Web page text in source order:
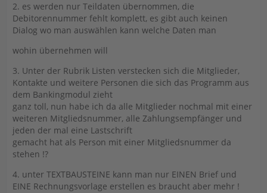
2. es werden nur Teildaten übernommen, die
Debitorennummer fehlt komplett, es gibt auch keinen
Dialog wo man auswählen kann welche Daten man
wohin übernehmen will
3. Unter der Rubrik Listen verstecken sich die Mitglieder,
Kontakte und weitere Personen die sich das Programm aus
dem Bankingmodul zieht
ganz toll, nun habe ich da alle Mitglieder nochmal mit einer
weiteren Mitgliedsnummer, alle Zahlungsempfänger und
jeden der mal eine Lastschrift
gemacht hat als Person mit einer Mitgliedsnummer da
stehen !?
4. unter TEXTBAUSTEINE kann man nur EINEN Brief und
EINE Rechnungsvorlage erstellen es braucht aber mehr !